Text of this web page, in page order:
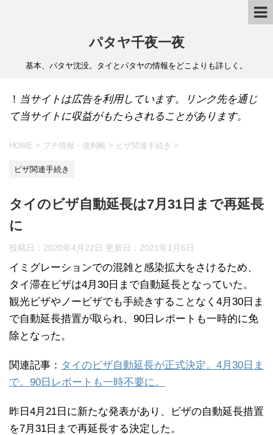
パタヤ千夜一夜
基本、パタヤ沈没。タイとパタヤの情報をどこよりも詳しく。
！ 当サイトは広告を利用しています。リンク先を通じ
て当サイトに収益がもたらされることがあります。
HOME > プチ情報・便利帳 > ビザ関連手続き >
ビザ関連手続き
タイのビザ自動延長は7月31日まで再延長
に
投稿日：2020年4月22日 更新日： 2021年1月6日
イミグレーションでの混雑と感染拡大をさけるため、
タイ滞在ビザは4月30日まで自動延長となっていた。
観光ビザやノービザでも手続きすることなく4月30日ま
で自動延長措置が取られ、90日レポートも一時的に免
除となった。
関連記事： タイのビザ自動延長が正式決定。4月30日ま
で。90日レポートも一時不要に。
昨日4月21日に新たな発表があり、ビザの自動延長措置
を7月31日まで再延長する決定した。